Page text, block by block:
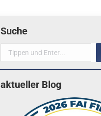
Suche
Suche
aktueller Blog